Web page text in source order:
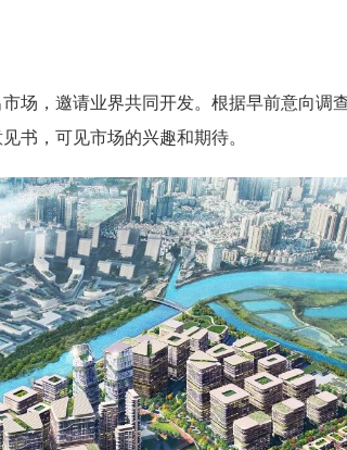
，邀请业界共同开发。根据早前意向调
书，可见市场的兴趣和期待。